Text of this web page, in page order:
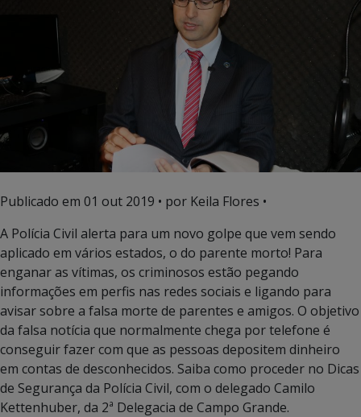
Publicado em 01 out 2019 • por Keila Flores •
A Polícia Civil alerta para um novo golpe que vem sendo
aplicado em vários estados, o do parente morto! Para
enganar as vítimas, os criminosos estão pegando
informações em perfis nas redes sociais e ligando para
avisar sobre a falsa morte de parentes e amigos. O objetivo
da falsa notícia que normalmente chega por telefone é
conseguir fazer com que as pessoas depositem dinheiro
em contas de desconhecidos. Saiba como proceder no Dicas
de Segurança da Polícia Civil, com o delegado Camilo
Kettenhuber, da 2ª Delegacia de Campo Grande.